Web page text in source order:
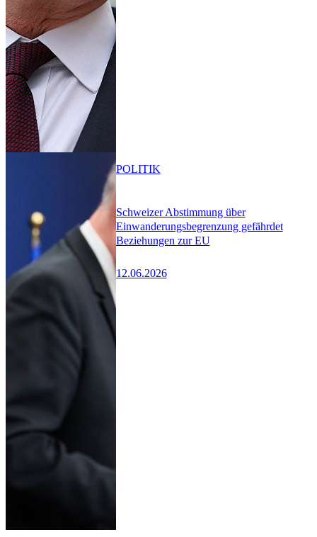
Schweizer Abstimmung über
Einwanderungsbegrenzung gefährdet
Beziehungen zur EU
12.06.2026
POLITIK